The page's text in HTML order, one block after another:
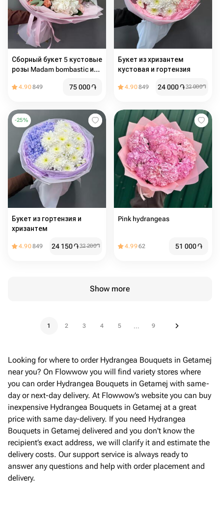
Сборный букет 5 кустовые
розы Madam bombastic и
4.90849 75 000֏
Букет из хризантем
кустовая и гортензия
4.90849 24 000֏32 000֏
-25%
Букет из гортензия и
хризантем
4.90849 24 150֏32 200֏
Pink hydrangeas
4.9962 51 000֏
Show more
1 2 3 4 5 ... 9
Looking for where to order Hydrangea Bouquets in Getamej
near you? On Flowwow you will find variety stores where
you can order Hydrangea Bouquets in Getamej with same-
day or next-day delivery. At Flowwow’s website you can buy
inexpensive Hydrangea Bouquets in Getamej at a great
price with same day-delivery. If you need Hydrangea
Bouquets in Getamej delivered and you don't know the
recipient’s exact address, we will clarify it and estimate the
delivery costs. Our support service is always ready to
answer any questions and help with order placement and
delivery.